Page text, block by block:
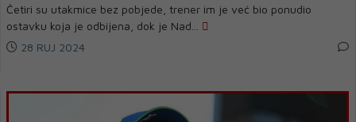
Četiri su utakmice bez pobjede, trener im je već bio ponudio
ostavku koja je odbijena, dok je Nad...
28 RUJ 2024